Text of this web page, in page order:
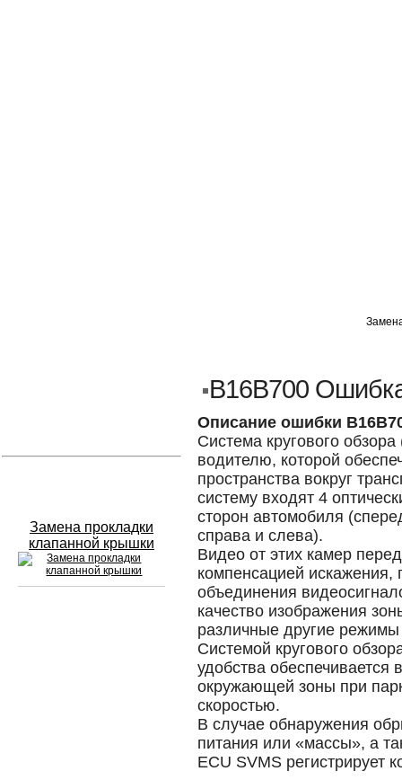
Замена прокладки
клапанной крышки
B16B700
Описание ошибки
Система кругового
водителю, которой
пространства вокруг
систему входят 4
сторон автомобиля
справа и слева).
Видео от этих камер
компенсацией
объединения
качество изображения
различные другие
Системой кругового
удобства обеспечивается
окружающей зоны при
скоростью.
В случае обнаружения
питания или «массы», а
ECU SVMS регистрирует